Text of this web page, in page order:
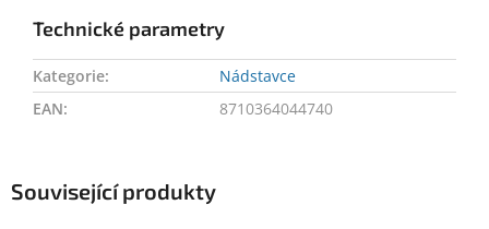
Související produkty
Technické parametry
Kategorie:
Nádstavce
EAN: 8710364044740